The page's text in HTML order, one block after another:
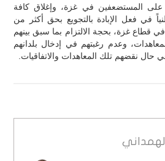
المستضعفين في غزة، وإغلاق كافة
في فعل الإبادة بالتجويع بحق أكثر من
قطاع غزة، بحجة الالتزام بما سبق بينهم
وعدم رغبتهم في إدخال بلدانهم
نقضهم تلك المعاهدات والاتفاقيات.